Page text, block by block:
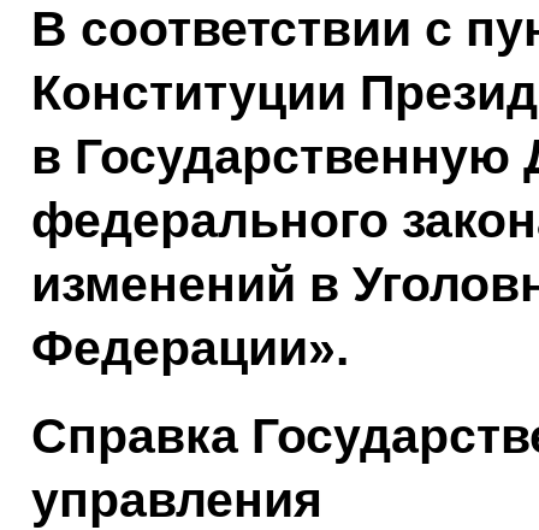
В соответствии с
Конституции
в Государственную
федерального
изменений в
Федерации».
Справка
управления